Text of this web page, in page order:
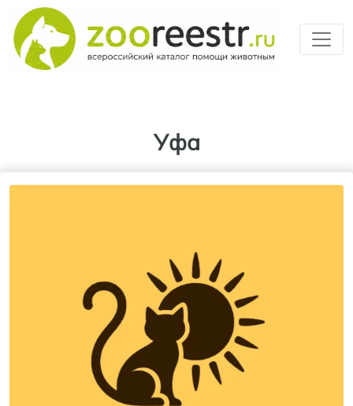
Уфа